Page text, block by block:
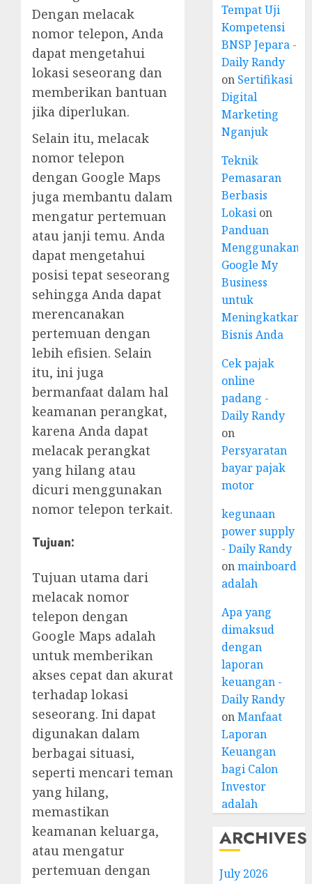
Dengan melacak
nomor telepon, Anda
dapat mengetahui
lokasi seseorang dan
memberikan bantuan
jika diperlukan.
Selain itu, melacak
nomor telepon
dengan Google Maps
juga membantu dalam
mengatur pertemuan
atau janji temu. Anda
dapat mengetahui
posisi tepat seseorang
sehingga Anda dapat
merencanakan
pertemuan dengan
lebih efisien. Selain
itu, ini juga
bermanfaat dalam hal
keamanan perangkat,
karena Anda dapat
melacak perangkat
yang hilang atau
dicuri menggunakan
nomor telepon terkait.
Tujuan:
Tujuan utama dari
melacak nomor
telepon dengan
Google Maps adalah
untuk memberikan
akses cepat dan akurat
terhadap lokasi
seseorang. Ini dapat
digunakan dalam
berbagai situasi,
seperti mencari teman
yang hilang,
memastikan
keamanan keluarga,
atau mengatur
pertemuan dengan
Tempat Uji
Kompetensi
BNSP Jepara -
Daily Randy
on Sertifikasi
Digital
Marketing
Nganjuk
Teknik
Pemasaran
Berbasis
Lokasi on
Panduan
Menggunakan
Google My
Business
untuk
Meningkatkan
Bisnis Anda
Cek pajak
online
padang -
Daily Randy
on
Persyaratan
bayar pajak
motor
kegunaan
power supply
- Daily Randy
onmainboard
adalah
Apa yang
dimaksud
dengan
laporan
keuangan -
Daily Randy
onManfaat
Laporan
Keuangan
bagi Calon
Investor
adalah
ARCHIVES
July 2026